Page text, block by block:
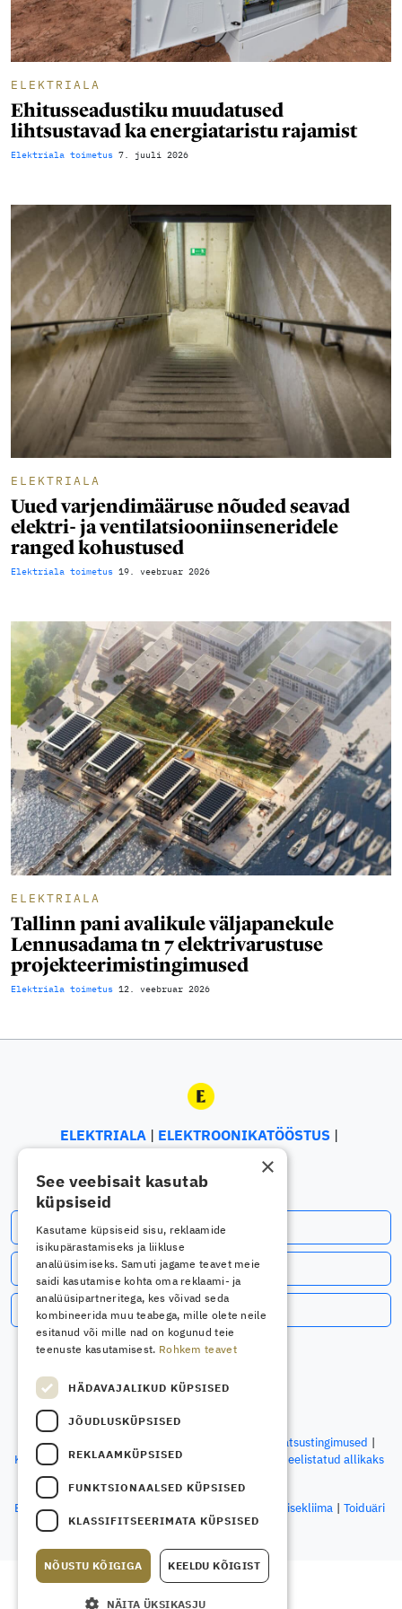
ELEKTRIALA
Ehitusseadustiku muudatused
lihtsustavad ka energiataristu rajamist
Elektriala toimetus 7. juuli 2026
ELEKTRIALA
Uued varjendimääruse nõuded seavad
elektri- ja ventilatsiooniinseneridele
ranged kohustused
Elektriala toimetus 19. veebruar 2026
ELEKTRIALA
Tallinn pani avalikule väljapanekule
Lennusadama tn 7 elektrivarustuse
projekteerimistingimused
Elektriala toimetus 12. veebruar 2026
ELEKTRIALA
ELEKTROONIKATÖÖSTUS
Telli uudiskiri
Jälgi meid Facebookis
Jälgi meid LinkedInis
Kontakt
Privaatsustingimused
Küpsiste sätted
Määra Elektriala Google’i otsingus eelistatud allikaks
Spetsialisti väljaanded:
Ehitusbörs
Sisekliima Toiduäri
×
See veebisait kasutab
küpsiseid
Kasutame küpsiseid sisu, reklaamide
isikupärastamiseks ja liikluse
analüüsimiseks. Samuti jagame teavet meie
saidi kasutamise kohta oma reklaami- ja
analüüsipartneritega, kes võivad seda
kombineerida muu teabega, mille olete neile
esitanud või mille nad on kogunud teie
teenuste kasutamisest. Rohkem teavet
HÄDAVAJALIKUD KÜPSISED
JÕUDLUSKÜPSISED
REKLAAMKÜPSISED
FUNKTSIONAALSED KÜPSISED
KLASSIFITSEERIMATA KÜPSISED
NÕUSTU KÕIGIGA KEELDU KÕIGIST
NÄITA ÜKSIKASJU